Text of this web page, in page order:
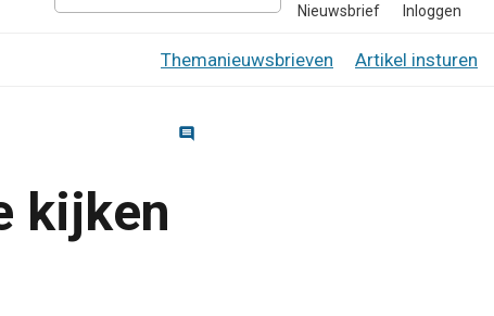
Nieuwsbrief Inloggen
Themanieuwsbrieven Artikel insturen
kijken